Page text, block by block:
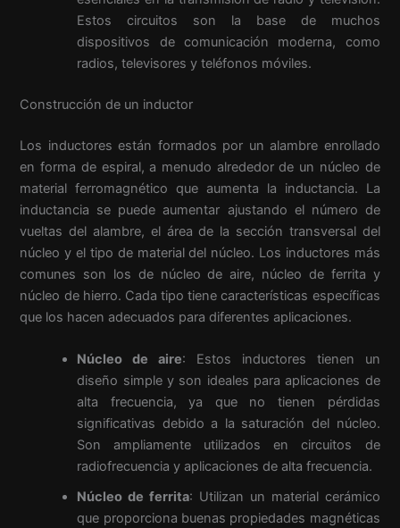
Estos circuitos son la base de muchos
dispositivos de comunicación moderna, como
radios, televisores y teléfonos móviles.
Construcción de un inductor
Los inductores están formados por un alambre enrollado
en forma de espiral, a menudo alrededor de un núcleo de
material ferromagnético que aumenta la inductancia. La
inductancia se puede aumentar ajustando el número de
vueltas del alambre, el área de la sección transversal del
núcleo y el tipo de material del núcleo. Los inductores más
comunes son los de núcleo de aire, núcleo de ferrita y
núcleo de hierro. Cada tipo tiene características específicas
que los hacen adecuados para diferentes aplicaciones.
Núcleo de aire: Estos inductores tienen un
diseño simple y son ideales para aplicaciones de
alta frecuencia, ya que no tienen pérdidas
significativas debido a la saturación del núcleo.
Son ampliamente utilizados en circuitos de
radiofrecuencia y aplicaciones de alta frecuencia.
Núcleo de ferrita: Utilizan un material cerámico
que proporciona buenas propiedades magnéticas